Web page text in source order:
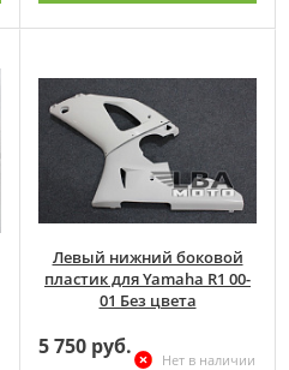
Левый нижний боковой
пластик для Yamaha R1 00-
01 Без цвета
5 750 руб.
Нет в наличии